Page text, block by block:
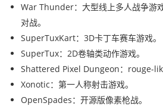
War Thunder：大型线上多人战争游
对战。
SuperTuxKart：3D卡丁车赛车游戏。
SuperTux：2D卷轴类动作游戏。
Shattered Pixel Dungeon：rouge-
Xonotic：第一人称射击游戏。
OpenSpades：开源版像素枪战。